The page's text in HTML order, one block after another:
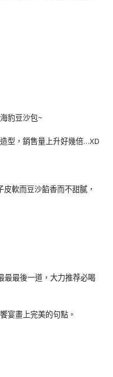
豹豆沙包~
型，銷售量上升好幾倍…XD
軟而豆沙餡香而不甜膩，
最最後一道，大力推荐必喝
宴畫上完美的句點。